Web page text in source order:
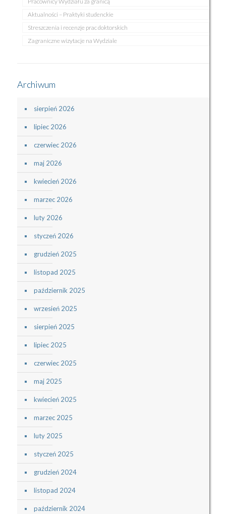
Aktualności – Praktyki studenckie
Streszczenia i recenzje prac doktorskich
Zagraniczne wizytacje na Wydziale
Archiwum
sierpień 2026
lipiec 2026
czerwiec 2026
maj 2026
kwiecień 2026
marzec 2026
luty 2026
styczeń 2026
grudzień 2025
listopad 2025
październik 2025
wrzesień 2025
sierpień 2025
lipiec 2025
czerwiec 2025
maj 2025
kwiecień 2025
marzec 2025
luty 2025
styczeń 2025
grudzień 2024
listopad 2024
październik 2024